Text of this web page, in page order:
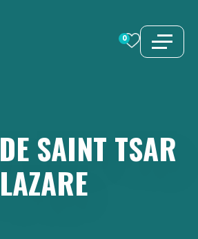
0
DE SAINT TSAR
LAZARE